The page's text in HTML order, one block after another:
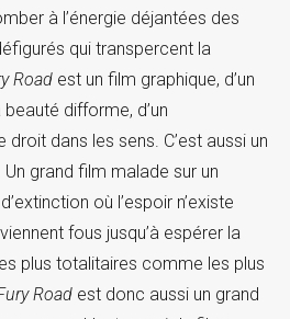
à l’énergie déjantées des
qui transpercent la
Roadest un film graphique, d’un
difforme, d’un
dans les sens. C’est aussi un
grand film malade sur un
où l’espoir n’existe
fous jusqu’à espérer la
plus totalitaires comme les plus
Roadest donc aussi un grand